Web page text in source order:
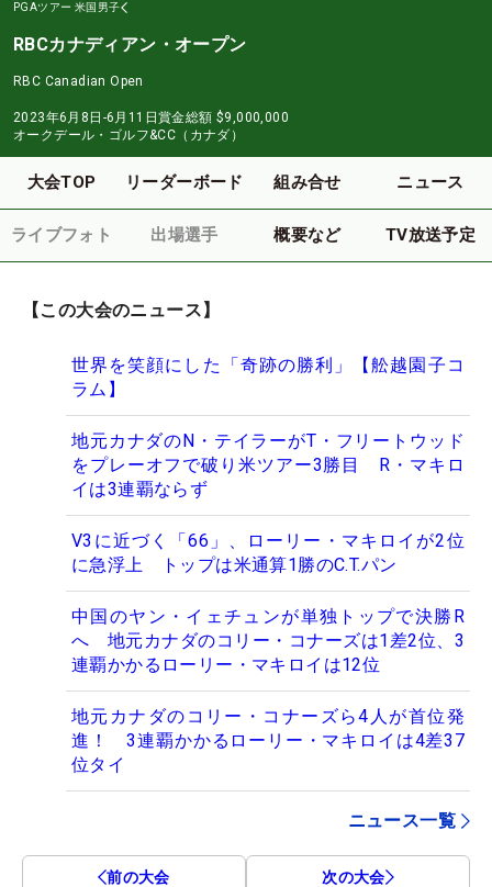
PGAツアー 米国男子
RBCカナディアン・オープン
RBC Canadian Open
2023年6月8日-6月11日賞金総額 $9,000,000
オークデール・ゴルフ&CC（カナダ）
大会TOP リーダーボード 組み合せ ニュース
ライブフォト 出場選手 概要など TV放送予定
【この大会のニュース】
世界を笑顔にした「奇跡の勝利」【舩越園子コ
ラム】
地元カナダのN・テイラーがT・フリートウッド
をプレーオフで破り米ツアー3勝目 R・マキロ
イは3連覇ならず
V3に近づく「66」、ローリー・マキロイが2位
に急浮上 トップは米通算1勝のC.T.パン
中国のヤン・イェチュンが単独トップで決勝R
へ 地元カナダのコリー・コナーズは1差2位、3
連覇かかるローリー・マキロイは12位
地元カナダのコリー・コナーズら4人が首位発
進！ 3連覇かかるローリー・マキロイは4差37
位タイ
ニュース一覧
前の大会 次の大会